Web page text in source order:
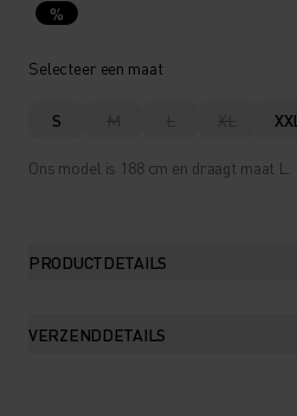
%
Selecteer een maat
S M L XL XXL
Ons model is 188 cm en draagt maat L.
PRODUCTDETAILS
VERZENDDETAILS